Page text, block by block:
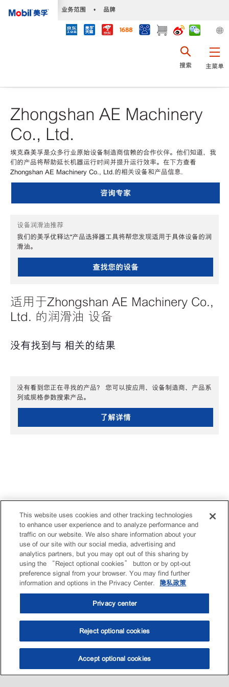
业务范围 • 品牌
主菜单
搜索
选油助手 查找门店
Zhongshan AE Machinery
Co., Ltd.
埃克森美孚是众多行业原始设备制造商信赖的合作伙伴。他们知道，我
们的产品将帮助延长机器运行时间并提升运行效率。在下方查看
Zhongshan AE Machinery Co., Ltd.的相关设备和产品信息.
咨询专家
设备润滑油推荐
我们的美孚优释达℠产品选择器工具将帮您发现适用于具体设备的润
滑油。
查找您的设备
适用于Zhongshan AE Machinery Co.,
Ltd. 的润滑油 设备
没有找到与 相关的结果
没有看到您正在寻找的产品？ 您可以按应用、设备制造商、产品系
列或规格参数搜索产品。
了解详情
This website uses cookies and other tracking technologies
to enhance user experience and to analyze performance and
traffic on our website. We also share information about your
use of our site with our social media, advertising and
analytics partners, but you may opt out of this sharing by
using the “Reject optional cookies” button or by opt-out
preference signal from your browser. You may find further
information and options in the Privacy Center.
隐私政策
Privacy center
Reject optional cookies
Accept optional cookies